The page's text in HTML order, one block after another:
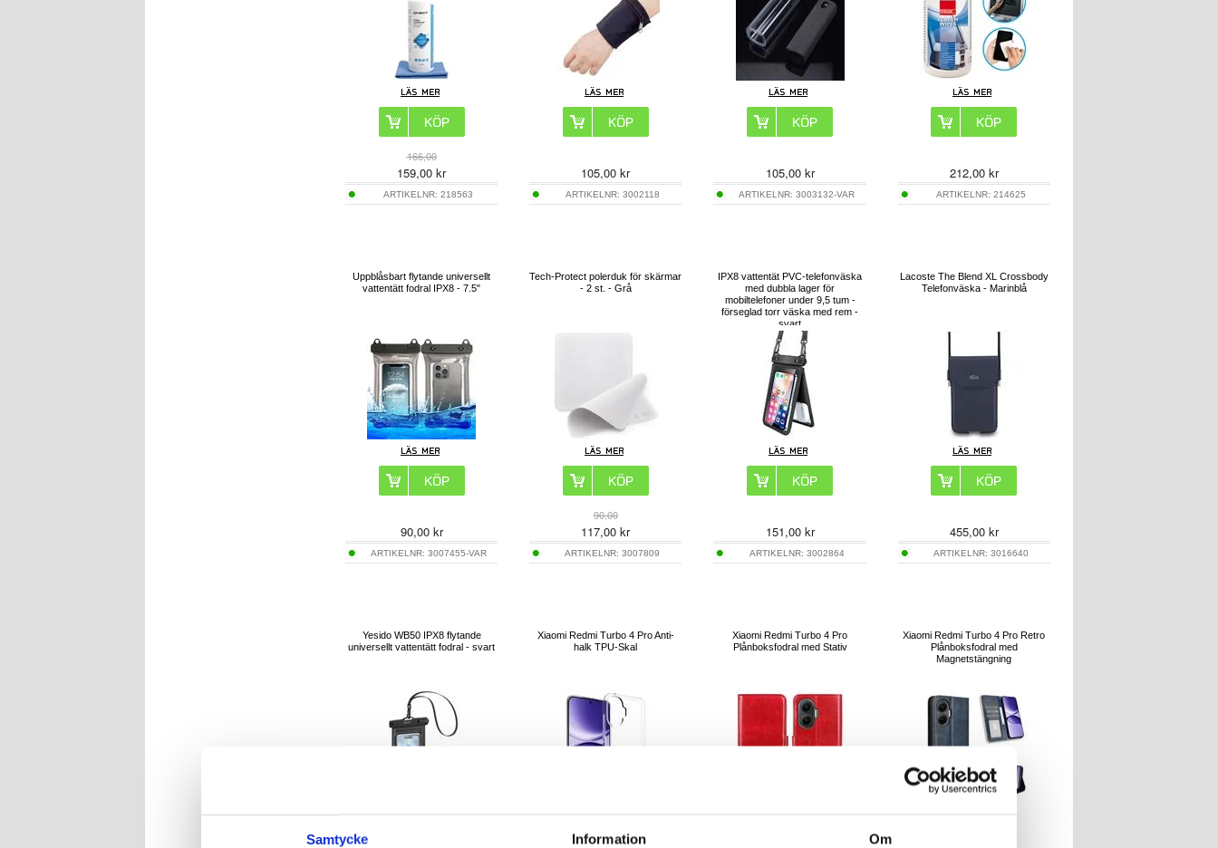
Samtycke Information Om
166,00
159,00 kr
ARTIKELNR:218563
105,00 kr
ARTIKELNR: 3002118
105,00kr
ARTIKELNR:3003132-VAR
212,00kr
ARTIKELNR: 214625
Uppblåsbart flytande universellt
vattentätt fodral IPX8 - 7.5"
90,00kr
ARTIKELNR: 3007455-VAR
Tech-Protect polerduk för skärmar
- 2 st. - Grå
90,00
117,00 kr
ARTIKELNR:3007809
IPX8 vattentät PVC-telefonväska
med dubbla lager för
mobiltelefoner under 9,5 tum -
förseglad torr väska med rem -
svart
151,00kr
ARTIKELNR: 3002864
Lacoste The Blend XL Crossbody
Telefonväska - Marinblå
455,00kr
ARTIKELNR: 3016640
Yesido WB50 IPX8 flytande
universellt vattentätt fodral - svart
Xiaomi Redmi Turbo 4 Pro Anti-
halk TPU-Skal
Xiaomi Redmi Turbo 4 Pro
Plånboksfodral med Stativ
Xiaomi Redmi Turbo 4 Pro Retro
Plånboksfodral med
Magnetstängning